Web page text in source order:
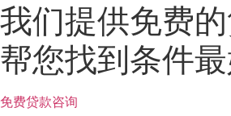
我们提供免费
帮您找到条件
免费贷款咨询